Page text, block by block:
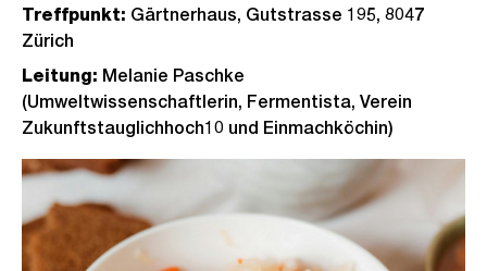
Treffpunkt: Gärtnerhaus, Gutstrasse 195, 8047
Zürich
Leitung: Melanie Paschke
(Umweltwissenschaftlerin, Fermentista, Verein
Zukunftstauglichhoch10 und Einmachköchin)